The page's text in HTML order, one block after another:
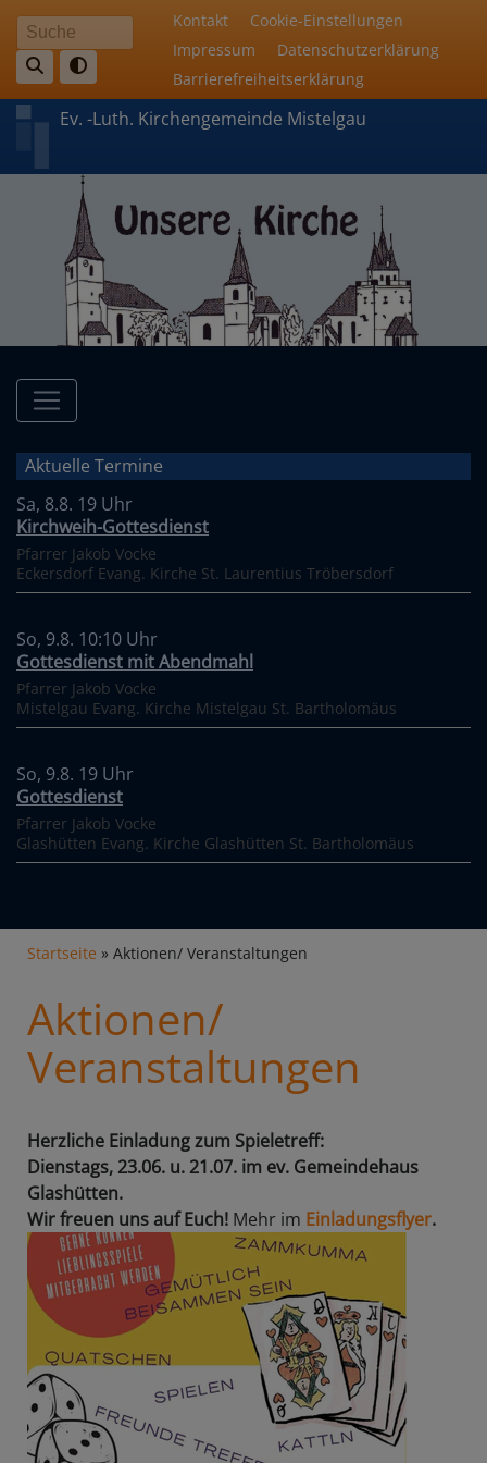
Direkt
zum
Inhalt
Suche Fußbereichsmenü
Kontakt
Cookie-Einstellungen
Impressum
Datenschutzerklärung
Barrierefreiheitserklärung
Ev. -Luth. Kirchengemeinde Mistelgau
Hauptnavigation
Aktuelle Termine
Sa, 8.8. 19 Uhr
Kirchweih-Gottesdienst
Pfarrer Jakob Vocke
Eckersdorf Evang. Kirche St. Laurentius Tröbersdorf
So, 9.8. 10:10 Uhr
Gottesdienst mit Abendmahl
Pfarrer Jakob Vocke
Mistelgau Evang. Kirche Mistelgau St. Bartholomäus
So, 9.8. 19 Uhr
Gottesdienst
Pfarrer Jakob Vocke
Glashütten Evang. Kirche Glashütten St. Bartholomäus
Breadcrumb
Startseite Aktionen/ Veranstaltungen
Aktionen/
Veranstaltungen
Herzliche Einladung zum Spieletreff:
Dienstags, 23.06. u. 21.07. im ev. Gemeindehaus
Glashütten.
Wir freuen uns auf Euch! Mehr im Einladungsflyer.